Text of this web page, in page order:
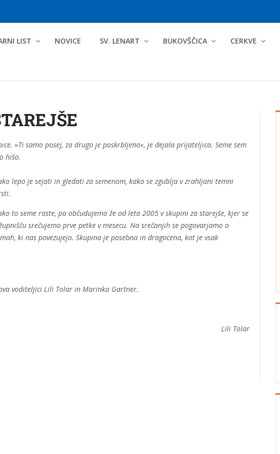
LIST NOVICE SV. LENART BUKOVŠČICA CERKVE
»Ti samo posej, za drugo je poskrbljeno«, je dejala prijateljica. Seme sem
hišo.
lepo je sejati in gledati za semenom, kako se zgublja v zrahljani temni
to seme raste, pa občudujemo že od leta 2005 v skupini za starejše, kjer se
srečujemo prve petke v mesecu. Na srečanjih se pogovarjamo o
ki nas povezujejo. Skupina je posebna in dragocena, kot je vsak
voditeljici Lili Tolar in Marinka Gartner.
Lili Tolar